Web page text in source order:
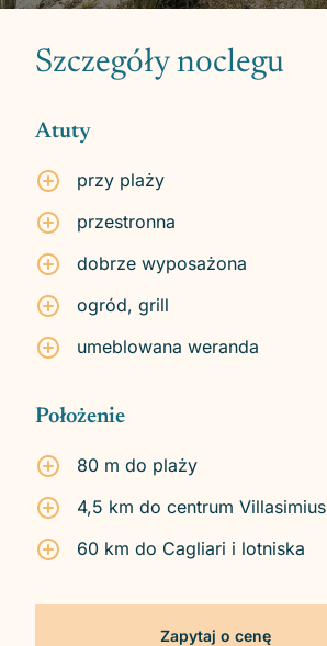
Szczegóły noclegu
Atuty
przy plaży
przestronna
dobrze wyposażona
ogród, grill
umeblowana weranda
Położenie
80 m do plaży
4,5 km do centrum Villasimius
60 km do Cagliari i lotniska
Zapytaj o cenę